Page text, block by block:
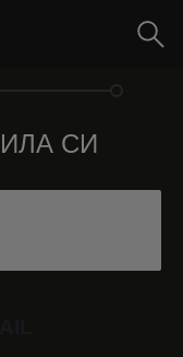
СИ